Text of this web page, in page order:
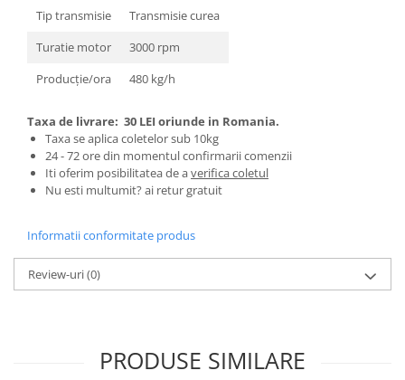
Ustensile de bucatarie
Anvelope auto
Clesti auto
Compresoare auto si pompe
Cricuri
Modulatoare FM
Perii de zapada si raclete
Pompe de transfer
Beteala si ghirlande Craciun
Tip transmisie
Transmisie curea
Turatie motor
3000 rpm
Producție/ora
480 kg/h
Taxa de livrare: 30 LEI oriunde in Romania.
Taxa se aplica coletelor sub 10kg
24 - 72 ore din momentul confirmarii comenzii
Iti oferim posibilitatea de averifica coletul
Nu esti multumit? ai retur gratuit
Informatii conformitate produs
Review-uri(0)
PRODUSE SIMILARE